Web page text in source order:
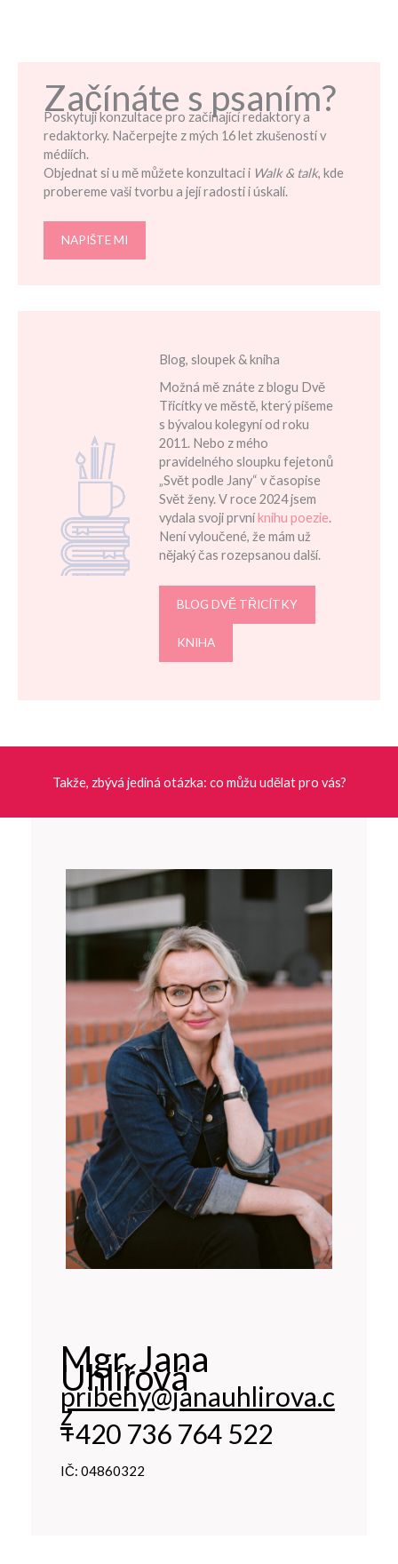
Začínáte s psaním?
Poskytuji konzultace pro začínající redaktory a
redaktorky. Načerpejte z mých 16 let zkušeností v
médiích.
Objednat si u mě můžete konzultaci i Walk & talk, kde
probereme vaši tvorbu a její radosti i úskalí.
NAPIŠTE MI
Blog, sloupek & kniha
Možná mě znáte z blogu Dvě
Třicítky ve městě, který píšeme
s bývalou kolegyní od roku
2011. Nebo z mého
pravidelného sloupku fejetonů
„Svět podle Jany“ v časopise
Svět ženy. V roce 2024 jsem
vydala svoji prvníknihu poezie.
Není vyloučené, že mám už
nějaký čas rozepsanou další.
BLOG DVĚ TŘICÍTKY
KNIHA
Takže, zbývá jediná otázka: co můžu udělat pro vás?
Mgr. Jana
Uhlířová
pribehy@janauhlirova.c
z
+420 736 764 522
IČ: 04860322